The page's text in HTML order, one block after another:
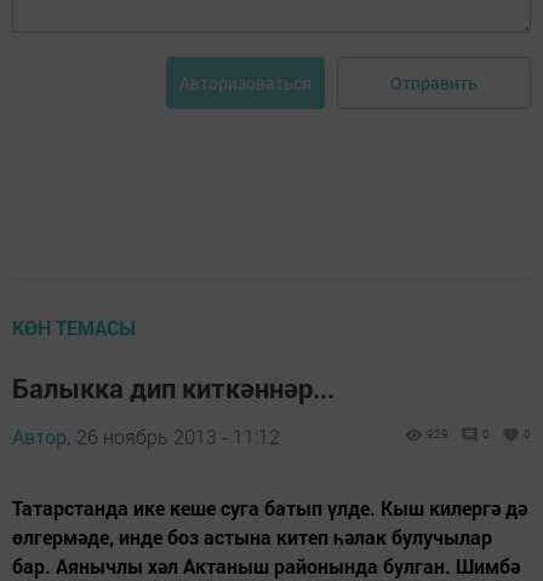
Авторизоваться Отправить
КӨН ТЕМАСЫ
Балыкка дип киткәннәр...
Автор, 26 ноябрь 2013 - 11:12 929 0 0
Татарстанда ике кеше суга батып үлде. Кыш килергә дә
өлгермәде, инде боз астына китеп һәлак булучылар
бар. Аянычлы хәл Актаныш районында булган. Шимбә